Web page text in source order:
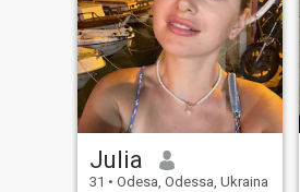
Julia
31 • Odesa, Odessa, Ukraina